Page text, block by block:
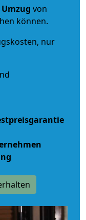
Umzug von
können.
nur